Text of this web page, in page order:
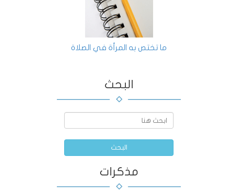
ما تختص به المرأة في الصلاة
البحث
البحث
مذكرات